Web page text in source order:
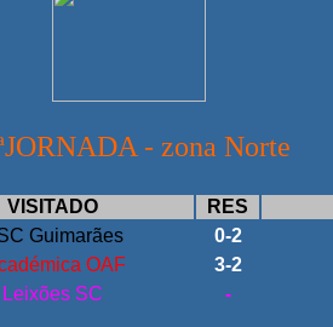
- zona Norte
VISITADO
RES
Guimarães
0-2
OAF
3-2
Leixões SC -